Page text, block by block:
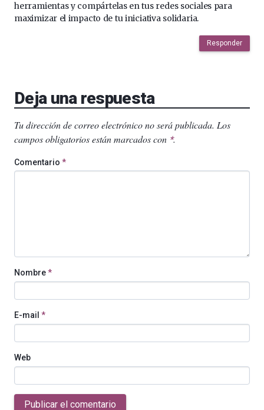
herramientas y compártelas en tus redes sociales para
maximizar el impacto de tu iniciativa solidaria.
Responder
Deja una respuesta
Tu dirección de correo electrónico no será publicada. Los
campos obligatorios están marcados con *.
Comentario *
Nombre*
E-mail *
Web
Publicar el comentario